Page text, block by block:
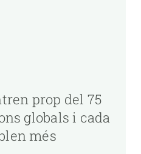
prop del 75
globals i cada
més